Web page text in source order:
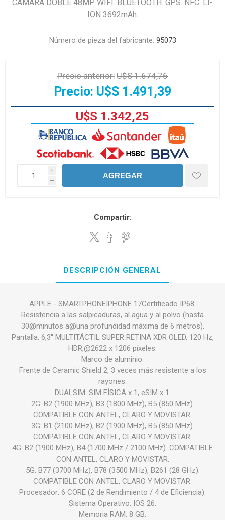
CÁMARA DOBLE 48MP. WIFI. BLUETOOTH. GPS. NFC. LI-
ION 3692mAh.
Número de pieza del fabricante: 95073
Precio anterior:U$S 1.674,76
Precio: U$S 1.491,39
U$S 1.342,25
i
h
AGREGAR
Compartir:
DESCRIPCIÓN GENERAL
APPLE - SMARTPHONEIPHONE 17Certificado IP68:
Resistencia a las salpicaduras, al agua y al polvo (hasta
30@minutos a@una profundidad máxima de 6 metros).
Pantalla: 6,3'' MULTITÁCTIL SUPER RETINA XDR OLED, 120 Hz,
HDR,@2622 x 1206 píxeles.
Marco de aluminio.
Frente de Ceramic Shield 2, 3 veces más resistente a los
rayones.
DUALSIM: SIM FÍSICA x 1, eSIM x 1.
2G: B2 (1900 MHz), B3 (1800 MHz), B5 (850 MHz).
COMPATIBLE CON ANTEL, CLARO Y MOVISTAR.
3G: B1 (2100 MHz), B2 (1900 MHz), B5 (850 MHz).
COMPATIBLE CON ANTEL, CLARO Y MOVISTAR.
4G: B2 (1900 MHz), B4 (1700 MHz / 2100 MHz). COMPATIBLE
CON ANTEL, CLARO Y MOVISTAR.
5G: B77 (3700 MHz), B78 (3500 MHz), B261 (28 GHz).
COMPATIBLE CON ANTEL, CLARO Y MOVISTAR.
Procesador: 6 CORE (2 de Rendimiento / 4 de Eficiencia).
Sistema Operativo: IOS 26.
Memoria RAM: 8 GB.